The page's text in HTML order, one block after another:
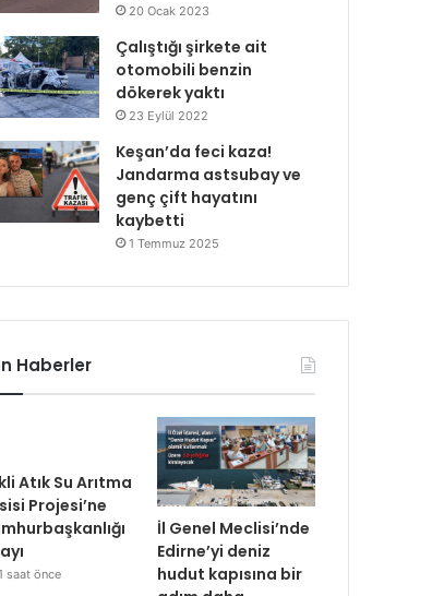
20 Ocak 2023
Çalıştığı şirkete ait
otomobili benzin
dökerek yaktı
23 Eylül 2022
Keşan’da feci kaza!
Jandarma astsubay ve
genç çift hayatını
kaybetti
1 Temmuz 2025
Haberler
Atık Su Arıtma
Projesi’ne
saat önce
İl Genel Meclisi’nde
Edirne’yi deniz
hudut kapısına bir